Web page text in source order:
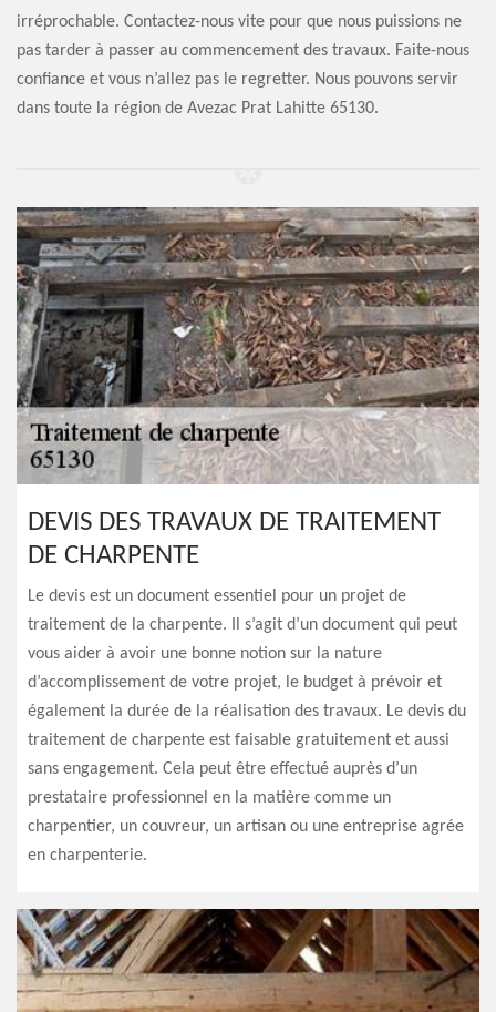
irréprochable. Contactez-nous vite pour que nous puissions ne
pas tarder à passer au commencement des travaux. Faite-nous
confiance et vous n’allez pas le regretter. Nous pouvons servir
dans toute la région de Avezac Prat Lahitte 65130.
DEVIS DES TRAVAUX DE TRAITEMENT
DE CHARPENTE
Le devis est un document essentiel pour un projet de
traitement de la charpente. Il s’agit d’un document qui peut
vous aider à avoir une bonne notion sur la nature
d’accomplissement de votre projet, le budget à prévoir et
également la durée de la réalisation des travaux. Le devis du
traitement de charpente est faisable gratuitement et aussi
sans engagement. Cela peut être effectué auprès d’un
prestataire professionnel en la matière comme un
charpentier, un couvreur, un artisan ou une entreprise agrée
en charpenterie.